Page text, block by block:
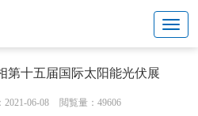
第十五届国际太阳能光伏展
2021-06-08 閲覧量：49606